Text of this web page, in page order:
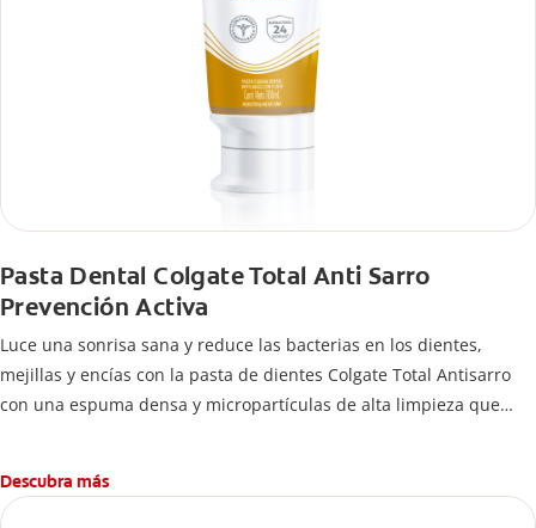
Pasta Dental Colgate Total Anti Sarro
Prevención Activa
Luce una sonrisa sana y reduce las bacterias en los dientes,
mejillas y encías con la pasta de dientes Colgate Total Antisarro
con una espuma densa y micropartículas de alta limpieza que
Descubra más